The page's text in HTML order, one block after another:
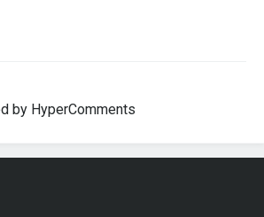
by HyperComments